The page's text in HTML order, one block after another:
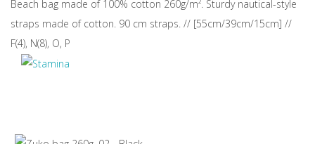
Beach bag made of 100% cotton 260g/m². Sturdy nautical-style
straps made of cotton. 90 cm straps. // [55cm/39cm/15cm] //
F(4), N(8), O, P